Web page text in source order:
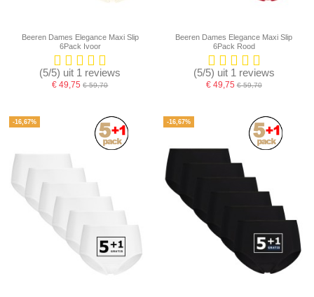
Beeren Dames Elegance Maxi Slip
6Pack Ivoor
(5/5) uit 1 reviews
€ 49,75€ 59,70
Beeren Dames Elegance Maxi Slip
6Pack Rood
(5/5) uit 1 reviews
€ 49,75€ 59,70
-16,67% -16,67%